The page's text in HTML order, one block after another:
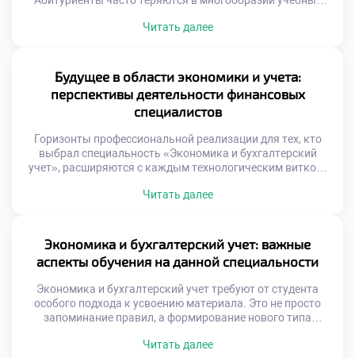
реальным запросам бизнеса. Успешная карьера
Работодатели смотрят на практическую подготовку
кандидата. Данный материал поможет разобраться в
критериях выбора. Мы рассмотрим […]
Читать далее
Будущее в области экономики и учета:
перспективы деятельности финансовых
специалистов
Горизонты профессиональной реализации для тех, кто
выбрал специальность «Экономика и бухгалтерский
учет», расширяются с каждым технологическим витком.
фактов, превратившись в динамичную экосистему
развития бизнеса. Цифровая среда не заменяет человека,
а наделяет его сверхспособностями аналитика.
Перспективы деятельности теперь измеряются не
объемом […]
Читать далее
Экономика и бухгалтерский учет: важные
аспекты обучения на данной специальности
Экономика и бухгалтерский учет требуют от студента
особого подхода к усвоению материала. Это не просто
запоминание правил, а формирование нового типа
понимания взаимосвязей между дисциплинами.
Читать далее